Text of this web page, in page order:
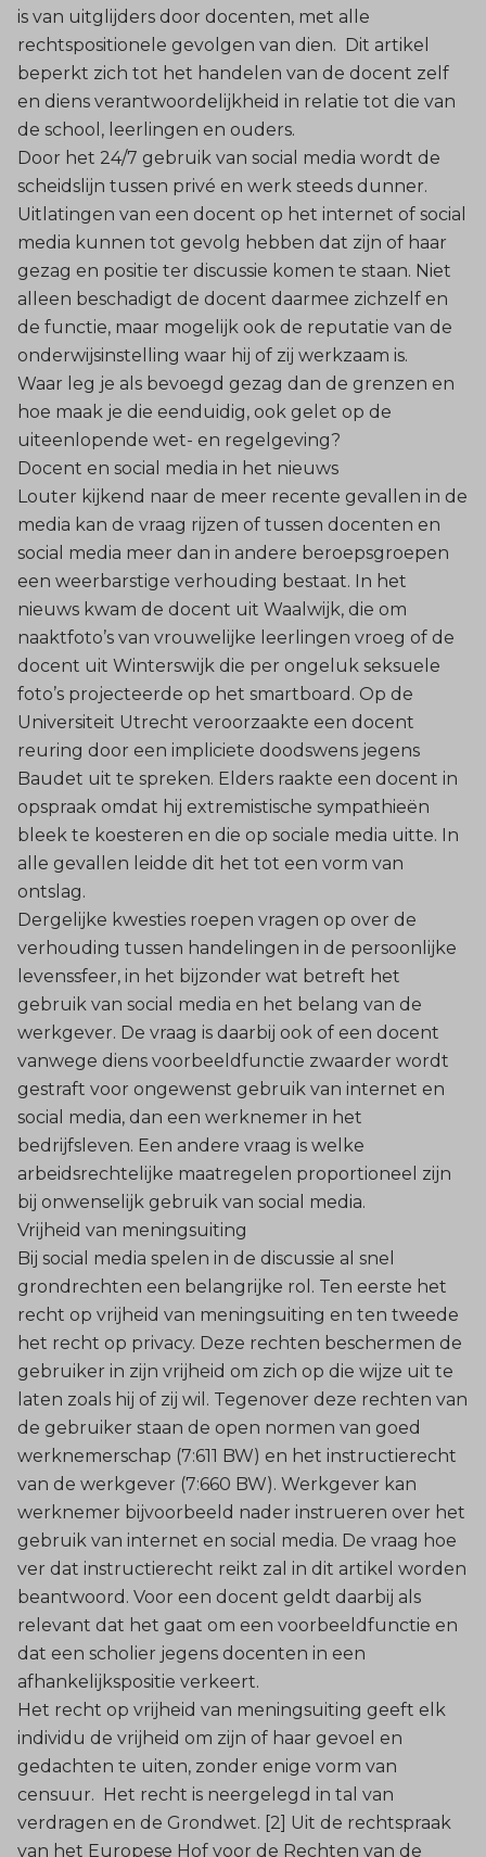
is van uitglijders door docenten, met alle
rechtspositionele gevolgen van dien. Dit artikel
beperkt zich tot het handelen van de docent zelf
en diens verantwoordelijkheid in relatie tot die van
de school, leerlingen en ouders.
Door het 24/7 gebruik van social media wordt de
scheidslijn tussen privé en werk steeds dunner.
Uitlatingen van een docent op het internet of social
media kunnen tot gevolg hebben dat zijn of haar
gezag en positie ter discussie komen te staan. Niet
alleen beschadigt de docent daarmee zichzelf en
de functie, maar mogelijk ook de reputatie van de
onderwijsinstelling waar hij of zij werkzaam is.
Waar leg je als bevoegd gezag dan de grenzen en
hoe maak je die eenduidig, ook gelet op de
uiteenlopende wet- en regelgeving?
Docent en social media in het nieuws
Louter kijkend naar de meer recente gevallen in de
media kan de vraag rijzen of tussen docenten en
social media meer dan in andere beroepsgroepen
een weerbarstige verhouding bestaat. In het
nieuws kwam de docent uit Waalwijk, die om
naaktfoto’s van vrouwelijke leerlingen vroeg of de
docent uit Winterswijk die per ongeluk seksuele
foto’s projecteerde op het smartboard. Op de
Universiteit Utrecht veroorzaakte een docent
reuring door een impliciete doodswens jegens
Baudet uit te spreken. Elders raakte een docent in
opspraak omdat hij extremistische sympathieën
bleek te koesteren en die op sociale media uitte. In
alle gevallen leidde dit het tot een vorm van
ontslag.
Dergelijke kwesties roepen vragen op over de
verhouding tussen handelingen in de persoonlijke
levenssfeer, in het bijzonder wat betreft het
gebruik van social media en het belang van de
werkgever. De vraag is daarbij ook of een docent
vanwege diens voorbeeldfunctie zwaarder wordt
gestraft voor ongewenst gebruik van internet en
social media, dan een werknemer in het
bedrijfsleven. Een andere vraag is welke
arbeidsrechtelijke maatregelen proportioneel zijn
bij onwenselijk gebruik van social media.
Vrijheid van meningsuiting
Bij social media spelen in de discussie al snel
grondrechten een belangrijke rol. Ten eerste het
recht op vrijheid van meningsuiting en ten tweede
het recht op privacy. Deze rechten beschermen de
gebruiker in zijn vrijheid om zich op die wijze uit te
laten zoals hij of zij wil. Tegenover deze rechten van
de gebruiker staan de open normen van goed
werknemerschap (7:611 BW) en het instructierecht
van de werkgever (7:660 BW). Werkgever kan
werknemer bijvoorbeeld nader instrueren over het
gebruik van internet en social media. De vraag hoe
ver dat instructierecht reikt zal in dit artikel worden
beantwoord. Voor een docent geldt daarbij als
relevant dat het gaat om een voorbeeldfunctie en
dat een scholier jegens docenten in een
afhankelijkspositie verkeert.
Het recht op vrijheid van meningsuiting geeft elk
individu de vrijheid om zijn of haar gevoel en
gedachten te uiten, zonder enige vorm van
censuur. Het recht is neergelegd in tal van
verdragen en de Grondwet. [2] Uit de rechtspraak
van het Europese Hof voor de Rechten van de